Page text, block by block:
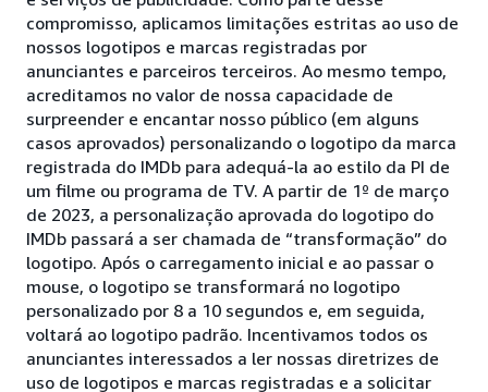
compromisso, aplicamos limitações estritas ao uso de
nossos logotipos e marcas registradas por
anunciantes e parceiros terceiros. Ao mesmo tempo,
acreditamos no valor de nossa capacidade de
surpreender e encantar nosso público (em alguns
casos aprovados) personalizando o logotipo da marca
registrada do IMDb para adequá-la ao estilo da PI de
um filme ou programa de TV. A partir de 1º de março
de 2023, a personalização aprovada do logotipo do
IMDb passará a ser chamada de “transformação” do
logotipo. Após o carregamento inicial e ao passar o
mouse, o logotipo se transformará no logotipo
personalizado por 8 a 10 segundos e, em seguida,
voltará ao logotipo padrão. Incentivamos todos os
anunciantes interessados a ler nossas diretrizes de
uso de logotipos e marcas registradas e a solicitar